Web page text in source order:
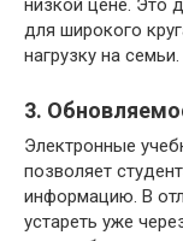
низкой цене. Это
для широкого
нагрузку на семьи.
3.
Электронные
позволяет
информацию. В
устареть уже